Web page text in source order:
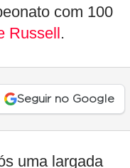
com 100
Russell.
Seguir no Google
uma largada